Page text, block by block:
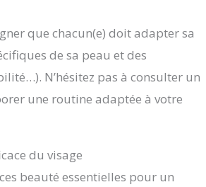
que chacun(e) doit adapter sa
de sa peau et des
N’hésitez pas à consulter un
une routine adaptée à votre
du visage
beauté essentielles pour un